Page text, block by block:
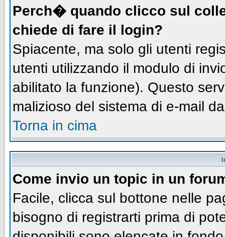
Perch� quando clicco sul
chiede di fare il login?
Spiacente, ma solo gli utenti
utenti utilizzando il modulo di
abilitato la funzione). Questo
malizioso del sistema di e-mail
Torna in cima
Come invio un topic in un
Facile, clicca sul bottone nelle
bisogno di registrarti prima di